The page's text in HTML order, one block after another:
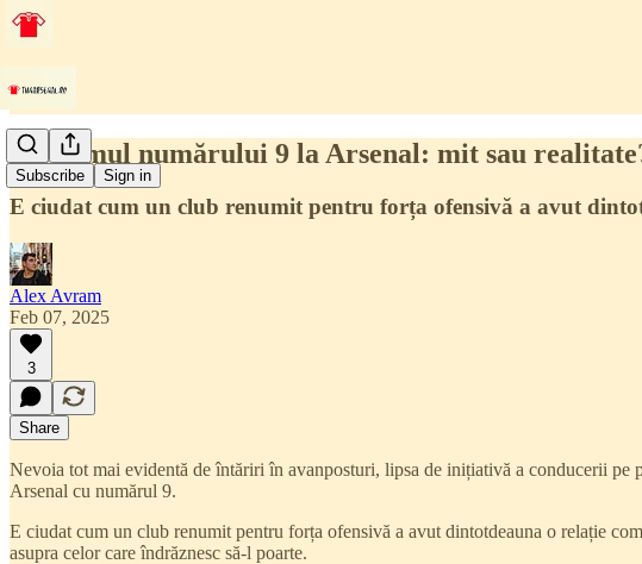
Subscribe Sign in
Blestemul numărului 9 la Arsenal: mit sau
E ciudat cum un club renumit pentru forța ofensivă a avut
Alex Avram
Feb 07, 2025
3
Share
Nevoia tot mai evidentă de întăriri în avanposturi, lipsa de inițiativă a conducerii pe
Arsenal cu numărul 9.
E ciudat cum un club renumit pentru forța ofensivă a avut dintotdeauna o relație
asupra celor care îndrăznesc să-l poarte.